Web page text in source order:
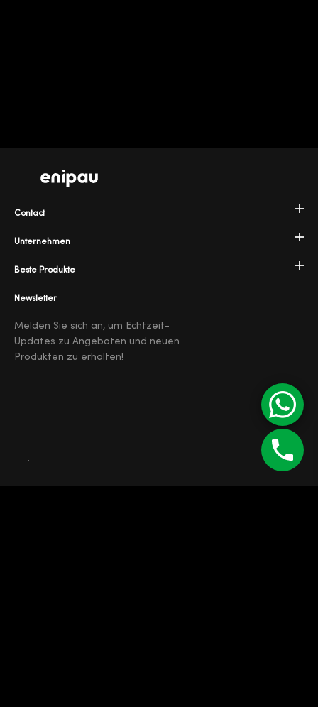
Unternehmen
Beste Produkte
Contact
Newsletter
Melden Sie sich an, um Echtzeit-
Updates zu Angeboten und neuen
Produkten zu erhalten!